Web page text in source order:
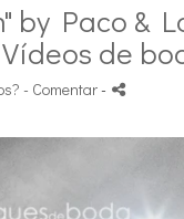
by Paco &
de
- Comentar-